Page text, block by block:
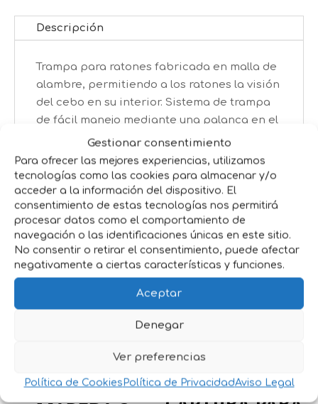
Gestionar consentimiento
Para ofrecer las mejores experiencias, utilizamos
tecnologías como las cookies para almacenar y/o
acceder a la información del dispositivo. El
consentimiento de estas tecnologías nos permitirá
procesar datos como el comportamiento de
navegación o las identificaciones únicas en este sitio.
No consentir o retirar el consentimiento, puede afectar
negativamente a ciertas características y funciones.
Aceptar
Denegar
Ver preferencias
Política de Cookies Política de PrivacidadAviso Legal
Descripción
Trampa para ratones fabricada en malla de
alambre, permitiendo a los ratones la visión
del cebo en su interior. Sistema de trampa
de fácil manejo mediante una palanca en el
extremo del interior con enganche a la
puerta, el roedor al activar la trampa queda
atrapado en su interior.
Productos relacionados
RATONERA
JAULA DE